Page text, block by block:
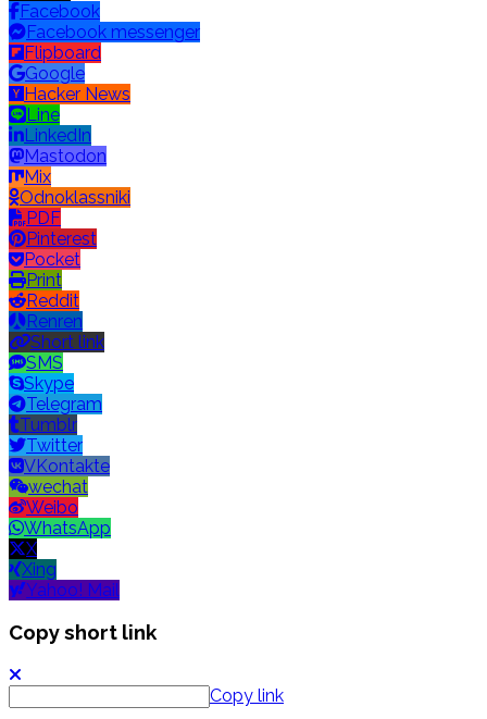
Facebook
Facebook messenger
Flipboard
Google
Hacker News
Line
LinkedIn
Mastodon
Mix
Odnoklassniki
PDF
Pinterest
Pocket
Print
Reddit
Renren
Short link
SMS
Skype
Telegram
Tumblr
Twitter
VKontakte
wechat
Weibo
WhatsApp
X
Xing
Yahoo! Mail
Copy short link
Copy link